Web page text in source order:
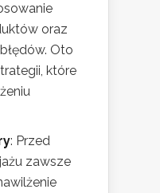
oraz
Oto
które
: Przed
zawsze